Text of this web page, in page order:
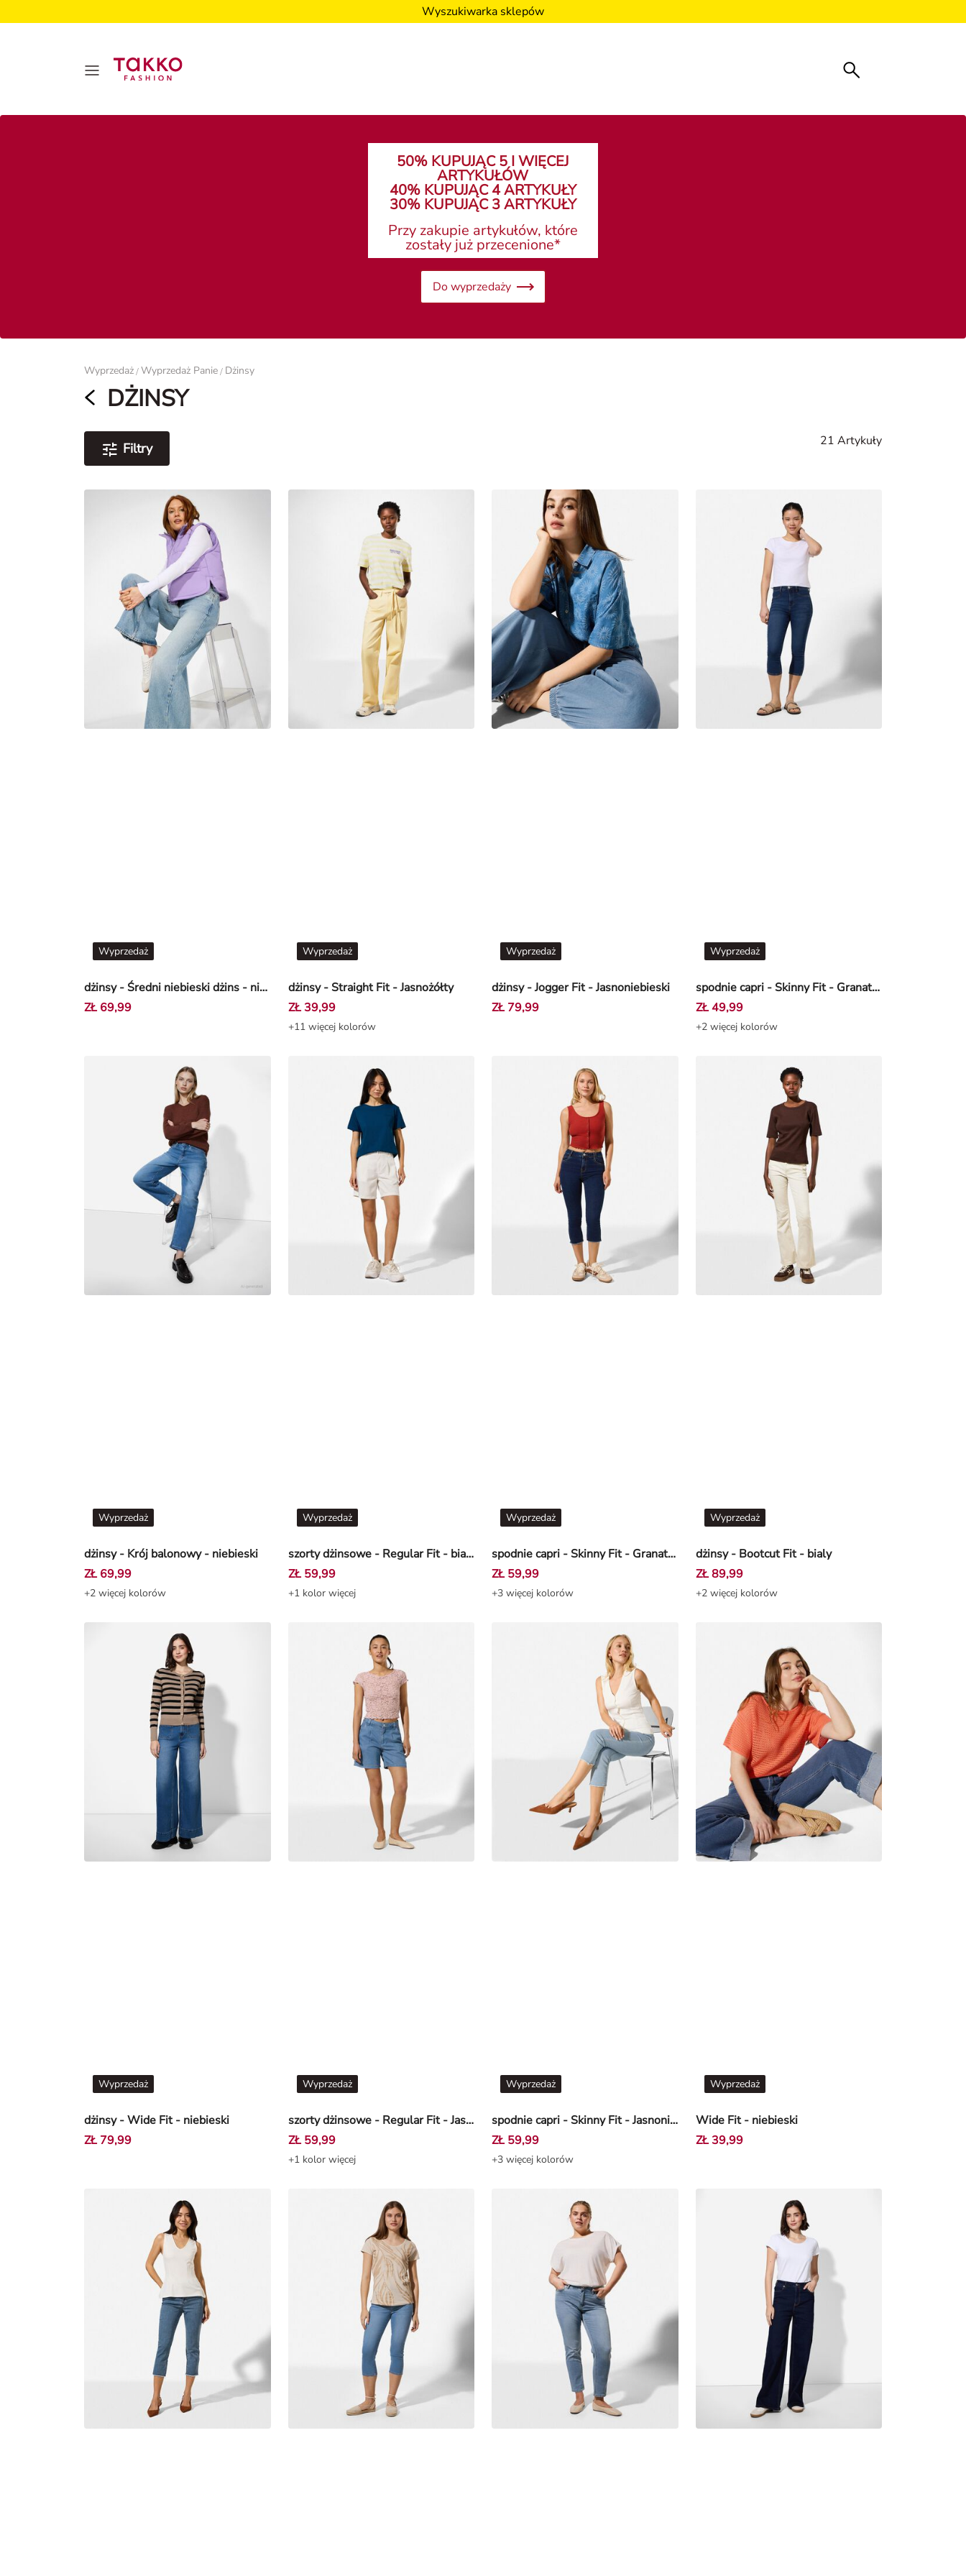
Wyszukiwarka sklepów
50% KUPUJĄC 5 I WIĘCEJ
ARTYKUŁÓW
40% KUPUJĄC 4 ARTYKUŁY
30% KUPUJĄC 3 ARTYKUŁY
Przy zakupie artykułów, które
zostały już przecenione*
Do wyprzedaży
Wyprzedaż / Wyprzedaż Panie / Dżinsy
DŻINSY
Filtry 21 Artykuły
dżinsy - Średni niebieski dżins - niebieski
Wyprzedaż
ZŁ 69,99
dżinsy - Straight Fit - Jasnożółty
Wyprzedaż
ZŁ 39,99
+11 więcej kolorów
dżinsy - Jogger Fit - Jasnoniebieski
Wyprzedaż
ZŁ 79,99
spodnie capri - Skinny Fit - Granatowy
Wyprzedaż
ZŁ 49,99
+2 więcej kolorów
dżinsy - Krój balonowy - niebieski
Wyprzedaż
ZŁ 69,99
+2 więcej kolorów
szorty dżinsowe - Regular Fit - bialy
Wyprzedaż
ZŁ 59,99
+1 kolor więcej
spodnie capri - Skinny Fit - Granatowy
Wyprzedaż
ZŁ 59,99
+3 więcej kolorów
dżinsy - Bootcut Fit - bialy
Wyprzedaż
ZŁ 89,99
+2 więcej kolorów
dżinsy - Wide Fit - niebieski
Wyprzedaż
ZŁ 79,99
szorty dżinsowe - Regular Fit - Jasnoniebieski
Wyprzedaż
ZŁ 59,99
+1 kolor więcej
spodnie capri - Skinny Fit - Jasnoniebieski
Wyprzedaż
ZŁ 59,99
+3 więcej kolorów
Wide Fit - niebieski
Wyprzedaż
ZŁ 39,99